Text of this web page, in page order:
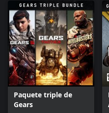
Paquete triple de
Gears